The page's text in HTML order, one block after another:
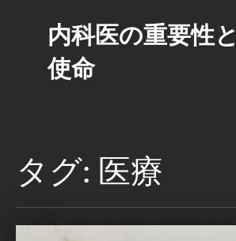
内科医の重要性と
使命
タグ: 医療